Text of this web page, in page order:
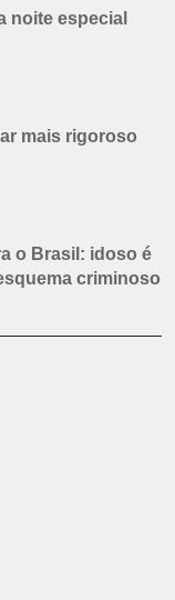
noite especial
mais rigoroso
o Brasil: idoso é
criminoso